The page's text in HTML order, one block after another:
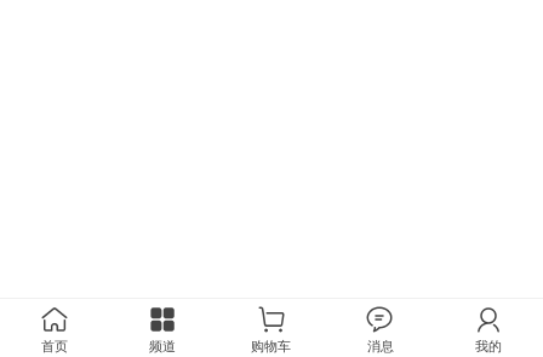
首页 频道 购物车 消息 我的